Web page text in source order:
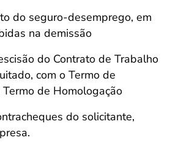
do seguro-desemprego, em
na demissão
do Contrato de Trabalho
com o Termo de
de Homologação
do solicitante,